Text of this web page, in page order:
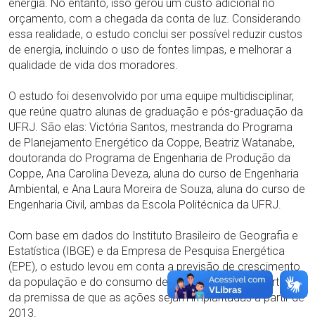
energia. No entanto, isso gerou um custo adicional no
orçamento, com a chegada da conta de luz. Considerando
essa realidade, o estudo conclui ser possível reduzir custos
de energia, incluindo o uso de fontes limpas, e melhorar a
qualidade de vida dos moradores.
O estudo foi desenvolvido por uma equipe multidisciplinar,
que reúne quatro alunas de graduação e pós-graduação da
UFRJ. São elas: Victória Santos, mestranda do Programa
de Planejamento Energético da Coppe, Beatriz Watanabe,
doutoranda do Programa de Engenharia de Produção da
Coppe, Ana Carolina Deveza, aluna do curso de Engenharia
Ambiental, e Ana Laura Moreira de Souza, aluna do curso de
Engenharia Civil, ambas da Escola Politécnica da UFRJ.
Com base em dados do Instituto Brasileiro de Geografia e
Estatística (IBGE) e da Empresa de Pesquisa Energética
(EPE), o estudo levou em conta a previsão de crescimento
da população e do consumo de energia até 2030, partindo
da premissa de que as ações sejam implantadas a partir de
2013.